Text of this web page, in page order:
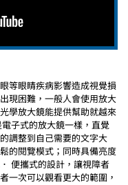
等眼睛疾病影響造成視覺損
現困難，一般人會使用放大
學放大鏡能提供幫助就越來
子式的放大鏡一樣，直覺
調整到自己需要的文字大
的閱覽模式；同時具備亮度
便攜式的設計，讓視障者
一次可以觀看更大的範圍，